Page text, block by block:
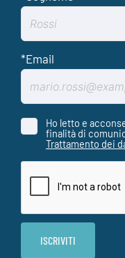
Ho letto e
finalità di
Trattamento dei